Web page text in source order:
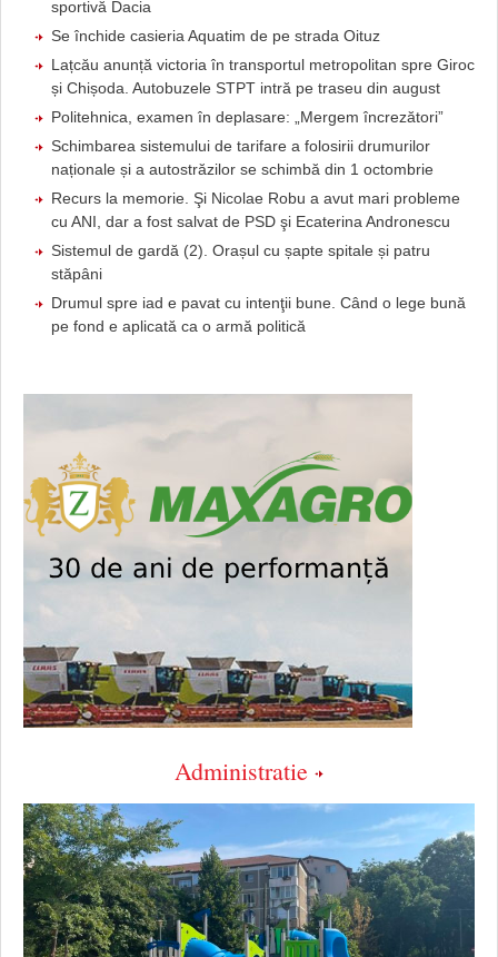
sportivă Dacia
Se închide casieria Aquatim de pe strada Oituz
Lațcău anunță victoria în transportul metropolitan spre Giroc
și Chișoda. Autobuzele STPT intră pe traseu din august
Politehnica, examen în deplasare: „Mergem încrezători”
Schimbarea sistemului de tarifare a folosirii drumurilor
naționale și a autostrăzilor se schimbă din 1 octombrie
Recurs la memorie. Şi Nicolae Robu a avut mari probleme
cu ANI, dar a fost salvat de PSD şi Ecaterina Andronescu
Sistemul de gardă (2). Orașul cu șapte spitale și patru
stăpâni
Drumul spre iad e pavat cu intenţii bune. Când o lege bună
pe fond e aplicată ca o armă politică
Administratie